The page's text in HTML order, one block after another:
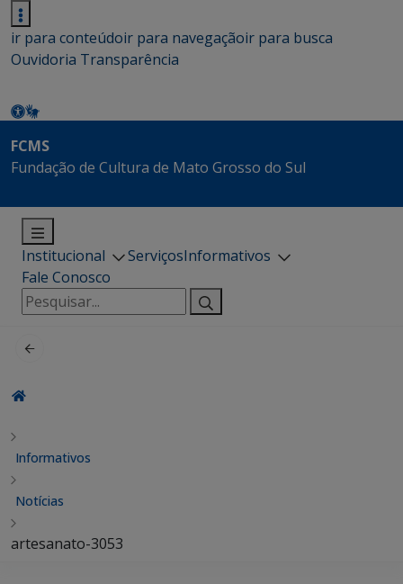
ir para conteúdoir para navegaçãoir para busca
Ouvidoria Transparência
FCMS
Fundação de Cultura de Mato Grosso do Sul
Institucional ServiçosInformativos
Fale Conosco
Pesquisar
por:
Informativos
Notícias
artesanato-3053